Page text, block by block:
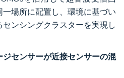
場所に配置し、環境に基づい
ンシングクラスターを実現し
センサーが近接センサーの混